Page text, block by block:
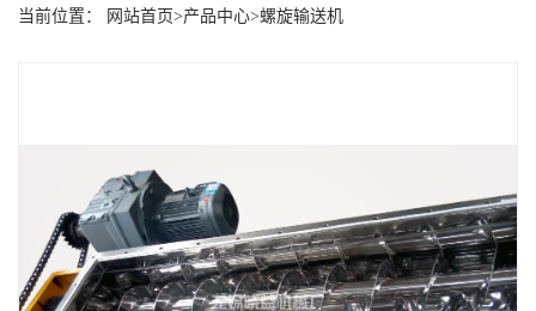
当前位置： 网站首页>产品中心>螺旋输送机